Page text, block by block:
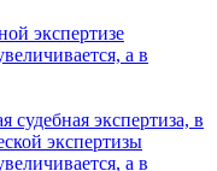
экспертизе
судебная экспертиза, в
экспертизы